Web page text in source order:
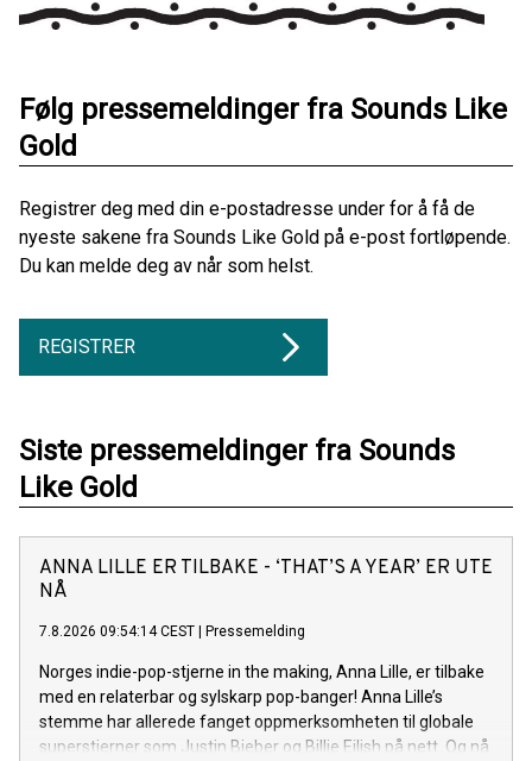
Følg pressemeldinger fra Sounds Like
Gold
Registrer deg med din e-postadresse under for å få de
nyeste sakene fra Sounds Like Gold på e-post fortløpende.
Du kan melde deg av når som helst.
REGISTRER
Siste pressemeldinger fra Sounds
Like Gold
ANNA LILLE ER TILBAKE - ‘THAT’S A YEAR’ ER UTE
NÅ
7.8.2026 09:54:14 CEST Pressemelding
Norges indie-pop-stjerne in the making, Anna Lille, er tilbake
med en relaterbar og sylskarp pop-banger! Anna Lille’s
stemme har allerede fanget oppmerksomheten til globale
superstjerner som Justin Bieber og Billie Eilish på nett. Og nå